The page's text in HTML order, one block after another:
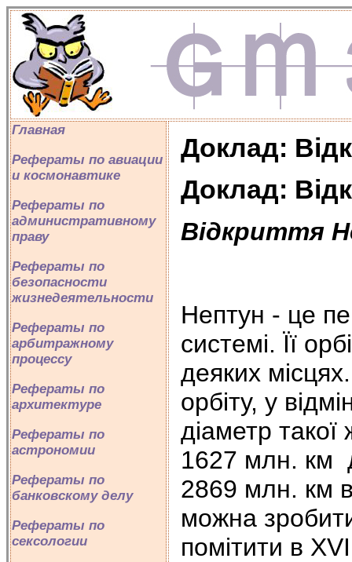
Главная
Рефераты по авиации
и космонавтике
Рефераты по
административному
праву
Рефераты по
безопасности
жизнедеятельности
Рефераты по
арбитражному
процессу
Рефераты по
архитектуре
Рефераты по
астрономии
Рефераты по
банковскому делу
Рефераты по
сексологии
Доклад:
Доклад:
Відкриття
Нептун - це
системі. Її
деяких
орбіту, у
діаметр
1627 млн. км
2869 млн. км
можна
помітити в